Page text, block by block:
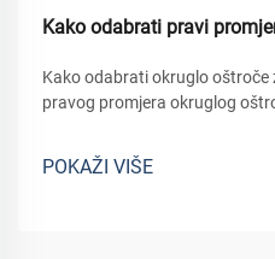
Kako odabrati pravi
Kako odabrati okruglo oštroče
pravog promjera okruglog
osiguranje učinkovitog rada.
direktno utječe na dubinu...
POKAŽI VIŠE